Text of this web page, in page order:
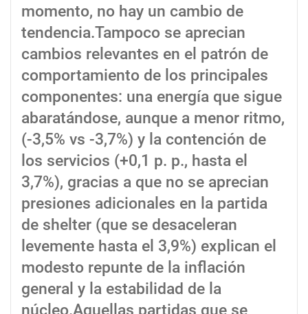
momento, no hay un cambio de
tendencia.Tampoco se aprecian
cambios relevantes en el patrón de
comportamiento de los principales
componentes: una energía que sigue
abaratándose, aunque a menor ritmo,
(-3,5% vs -3,7%) y la contención de
los servicios (+0,1 p. p., hasta el
3,7%), gracias a que no se aprecian
presiones adicionales en la partida
de shelter (que se desaceleran
levemente hasta el 3,9%) explican el
modesto repunte de la inflación
general y la estabilidad de la
núcleo.Aquellas partidas que se